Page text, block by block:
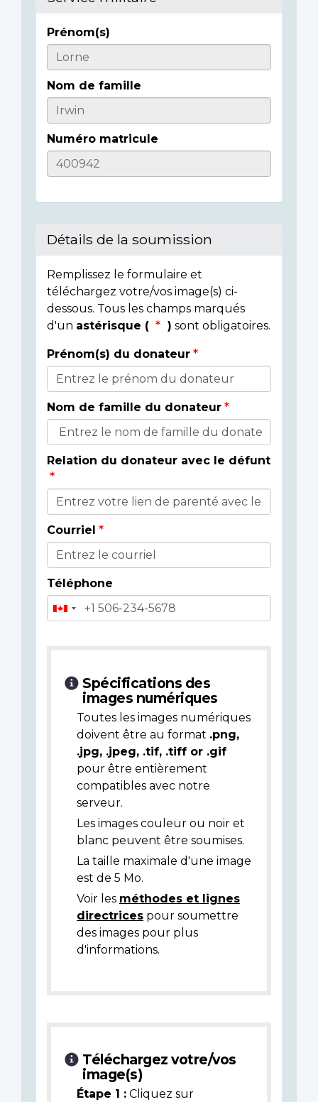
Informations
sur
l'individu
Prénom(s)
Nom de famille
Numéro matricule
Détails de la soumission
Remplissez le formulaire et
téléchargez votre/vos image(s) ci-
dessous. Tous les champs marqués
d'un astérisque ( ) sont obligatoires.
Détails
du
donateur
Prénom(s) du donateur
Nom de famille du donateur
Relation du donateur avec le défunt
Courriel
Téléphone
Spécifications des
images numériques
Toutes les images numériques
doivent être au format .png,
.jpg, .jpeg, .tif, .tiff or .gif
pour être entièrement
compatibles avec notre
serveur.
Les images couleur ou noir et
blanc peuvent être soumises.
La taille maximale d'une image
est de 5 Mo.
Voir les méthodes et lignes
directrices pour soumettre
des images pour plus
d'informations.
Téléchargez votre/vos
image(s)
Étape 1 : Cliquez sur